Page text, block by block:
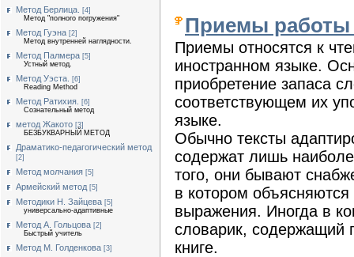
Метод Берлица.
[4]
Метод "полного погружения"
Метод Гуэна [2]
Метод внутренней наглядности.
Метод Палмера [5]
Устный метод.
Метод Уэста.
[6]
Reading Method
Метод Ратихия.
[6]
Сознательный метод
метод Жакото [3]
БЕЗБУКВАРНЫЙ МЕТОД
Драматико-педагогический метод
[2]
Метод молчания [5]
Армейский метод [5]
Методики Н. Зайцева [5]
универсально-адаптивные
Метод А. Гольцова [2]
Быстрый учитель
Метод М. Голденкова [3]
Приемы работы
Приемы относятся к
иностранном языке.
приобретение запаса
соответствующем их
языке.
Обычно тексты
содержат лишь
того, они бывают
в котором
выражения. Иногда в
словарик, содержащий
книге.